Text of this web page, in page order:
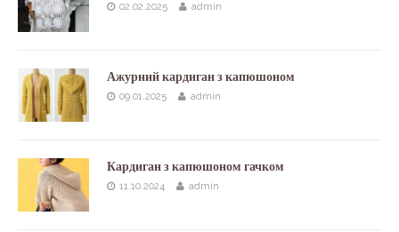
02.02.2025 admin
Ажурний кардиган з капюшоном
09.01.2025 admin
Кардиган з капюшоном гачком
11.10.2024 admin